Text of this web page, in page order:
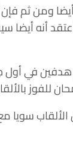
ومن ثم
أنه
الذي أحرز
للفوز
سويا